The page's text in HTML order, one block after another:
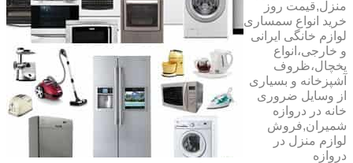
منزل,قیمت روز
خرید انواع سمساری
لوازم خانگی ایرانی
و خارجی،انواع
یخچال،ظروف
آشپزخانه و بسیاری
از وسایل ضروری
خانه در دروازه
شمیران,فروش
لوازم منزل در
دروازه